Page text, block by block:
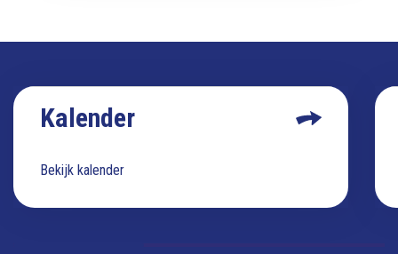
Kalender
Bekijk kalender